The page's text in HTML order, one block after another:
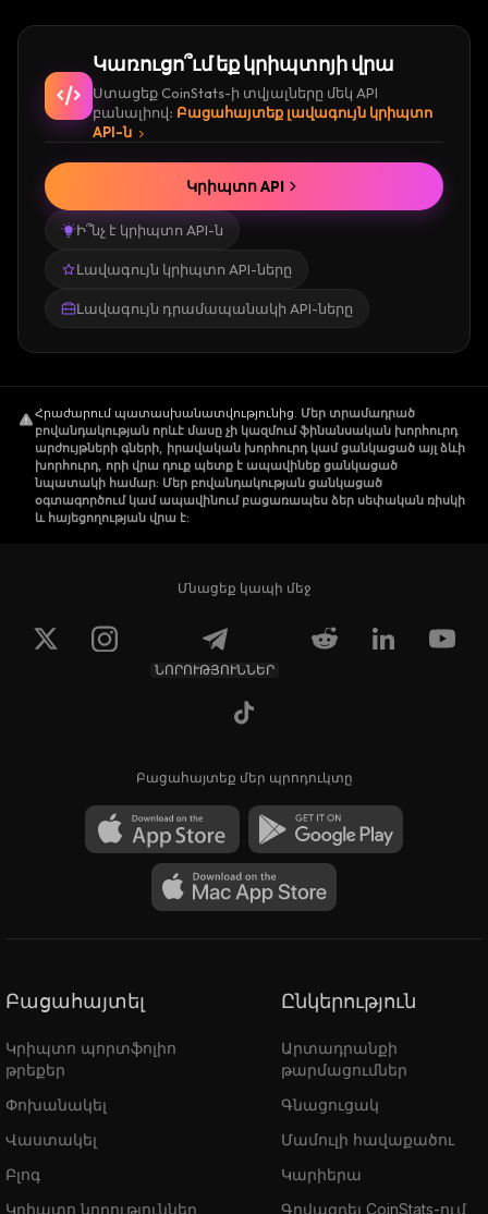
Կառուցո՞ւմ եք կրիպտոյի վրա
Ստացեք CoinStats-ի տվյալները մեկ API
բանալիով։ Բացահայտեք լավագույն կրիպտո
API-ն
Ի՞նչ է կրիպտո API-ն
Լավագույն կրիպտո API-ները
Լավագույն դրամապանակի API-ները
Կրիպտո API
Հրաժարում պատասխանատվությունից. Մեր տրամադրած
բովանդակության որևէ մասը չի կազմում ֆինանսական խորհուրդ
արժույթների գների, իրավական խորհուրդ կամ ցանկացած այլ ձևի
խորհուրդ, որի վրա դուք պետք է ապավինեք ցանկացած
նպատակի համար: Մեր բովանդակության ցանկացած
օգտագործում կամ ապավինում բացառապես ձեր սեփական ռիսկի
և հայեցողության վրա է:
Մնացեք կապի մեջ
ՆՈՐՈՒԹՅՈՒՆՆԵՐ
Բացահայտեք մեր պրոդուկտը
Բացահայտել
Կրիպտո պորտֆոլիո
թրեքեր
Փոխանակել
Վաստակել
Բլոգ
Կրիպտո նորություններ
Ընկերություն
Արտադրանքի
թարմացումներ
Գնացուցակ
Մամուլի հավաքածու
Կարիերա
Գովազդել CoinStats-ում